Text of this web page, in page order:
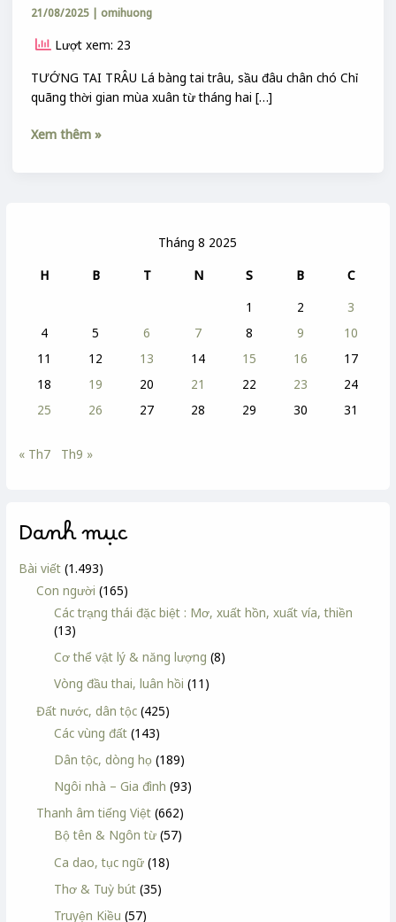
Tháng 8 2025
H
B T N S B
C
1
2
3
4
5 6 7 8 9
10
11
12 13 14 15 16
17
18
19 20 21 22 23
24
25
26 27 28 29 30 31
« Th7 Th9 »
Danh mục
Bài viết (1.493)
Con người (165)
Các trạng thái đặc biệt : Mơ, xuất hồn, xuất vía, thiền
(13)
Cơ thể vật lý & năng lượng (8)
Vòng đầu thai, luân hồi (11)
Đất nước, dân tộc (425)
Các vùng đất (143)
Dân tộc, dòng họ (189)
Ngôi nhà – Gia đình (93)
Thanh âm tiếng Việt (662)
Bộ tên & Ngôn từ (57)
Ca dao, tục ngữ (18)
Thơ & Tuỳ bút (35)
Truyện Kiều (57)
21/08/2025 | omihuong
Lượt xem: 23
TƯỚNG TAI TRÂU Lá bàng tai trâu, sầu đâu chân chó Chỉ
quãng thời gian mùa xuân từ tháng hai […]
Xem thêm »